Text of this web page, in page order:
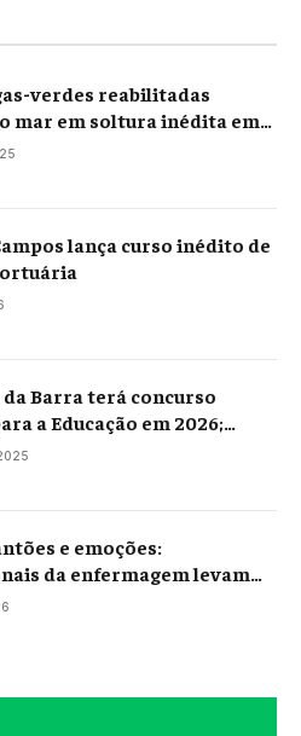
verdes reabilitadas
mar em soltura inédita em
lança curso inédito de
da Barra terá concurso
a Educação em 2026;
na Câmara
e emoções:
da enfermagem levam
ao palco em Campos